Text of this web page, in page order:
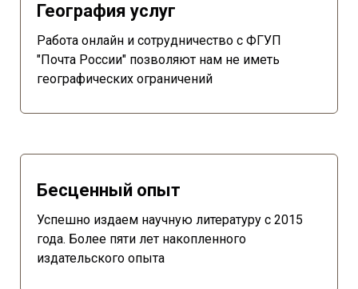
География услуг
Работа онлайн и сотрудничество с ФГУП
"Почта России" позволяют нам не иметь
географических ограничений
Бесценный опыт
Успешно издаем научную литературу с 2015
года. Более пяти лет накопленного
издательского опыта